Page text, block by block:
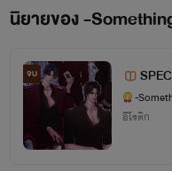
นิยายของ -
จบ
-
อีโรติก